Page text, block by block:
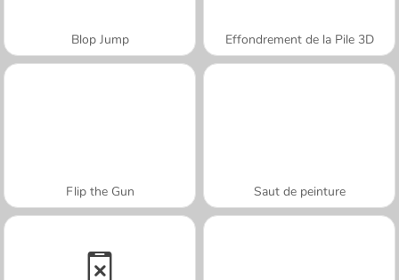
Blop Jump Effondrement de la Pile 3D
Flip the Gun Saut de peinture